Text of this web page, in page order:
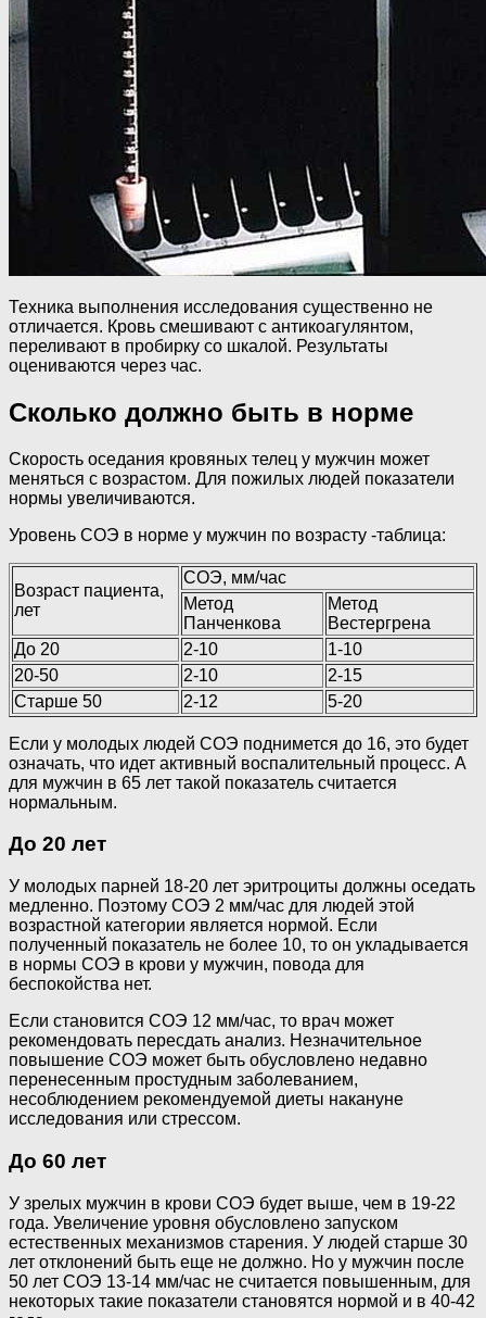
Техника выполнения исследования существенно не
отличается. Кровь смешивают с антикоагулянтом,
переливают в пробирку со шкалой. Результаты
оцениваются через час.
Сколько должно быть в норме
Скорость оседания кровяных телец у мужчин может
меняться с возрастом. Для пожилых людей показатели
нормы увеличиваются.
Уровень СОЭ в норме у мужчин по возрасту -таблица:
Возраст пациента,
лет
СОЭ, мм/час
Метод
Панченкова
Метод
Вестергрена
До 20
2-10
1-10
20-50
2-10
2-15
Старше 50
2-12 5-20
Если у молодых людей СОЭ поднимется до 16, это будет
означать, что идет активный воспалительный процесс. А
для мужчин в 65 лет такой показатель считается
нормальным.
До 20 лет
У молодых парней 18-20 лет эритроциты должны оседать
медленно. Поэтому СОЭ 2 мм/час для людей этой
возрастной категории является нормой. Если
полученный показатель не более 10, то он укладывается
в нормы СОЭ в крови у мужчин, повода для
беспокойства нет.
Если становится СОЭ 12 мм/час, то врач может
рекомендовать пересдать анализ. Незначительное
повышение СОЭ может быть обусловлено недавно
перенесенным простудным заболеванием,
несоблюдением рекомендуемой диеты накануне
исследования или стрессом.
До 60 лет
У зрелых мужчин в крови СОЭ будет выше, чем в 19-22
года. Увеличение уровня обусловлено запуском
естественных механизмов старения. У людей старше 30
лет отклонений быть еще не должно. Но у мужчин после
50 лет СОЭ 13-14 мм/час не считается повышенным, для
некоторых такие показатели становятся нормой и в 40-42